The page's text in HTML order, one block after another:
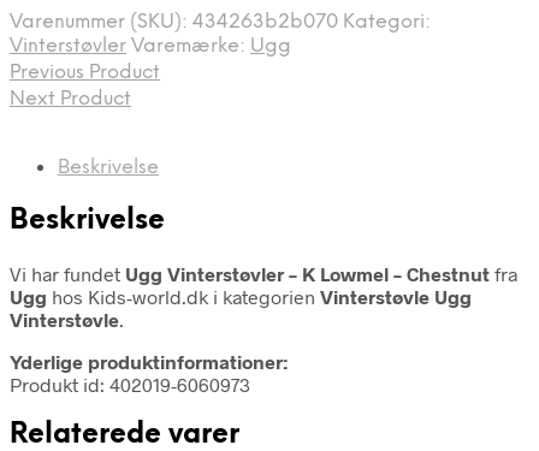
Varenummer (SKU): 434263b2b070 Kategori:
Vinterstøvler Varemærke: Ugg
Previous Product
Next Product
Beskrivelse
Beskrivelse
Vi har fundet Ugg Vinterstøvler – K Lowmel – Chestnut fra
Ugg hos Kids-world.dk i kategorien Vinterstøvle Ugg
Vinterstøvle.
Yderlige produktinformationer:
Produkt id: 402019-6060973
Relaterede varer